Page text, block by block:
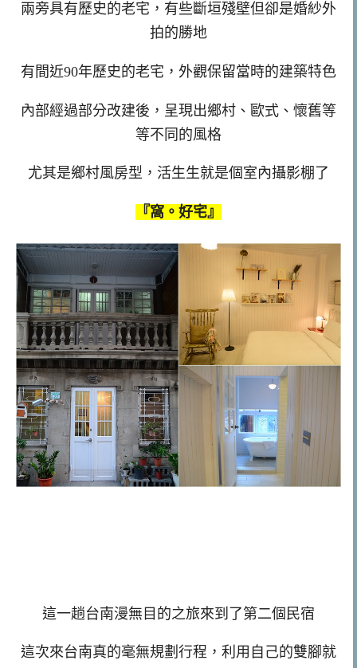
兩旁具有歷史的老宅，有些斷垣殘壁但卻是婚紗外
拍的勝地
有間近90年歷史的老宅，外觀保留當時的建築特色
內部經過部分改建後，呈現出鄉村、歐式、懷舊等
等不同的風格
尤其是鄉村風房型，活生生就是個室內攝影棚了
『窩。好宅』
這一趟台南漫無目的之旅來到了第二個民宿
這次來台南真的毫無規劃行程，利用自己的雙腳就